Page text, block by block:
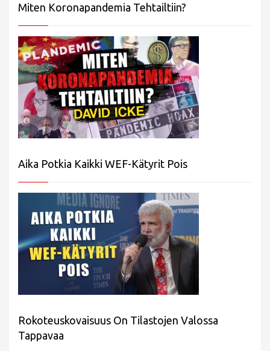
Miten Koronapandemia Tehtailtiin?
Aika Potkia Kaikki WEF-Kätyrit Pois
Rokoteuskovaisuus On Tilastojen Valossa
Tappavaa